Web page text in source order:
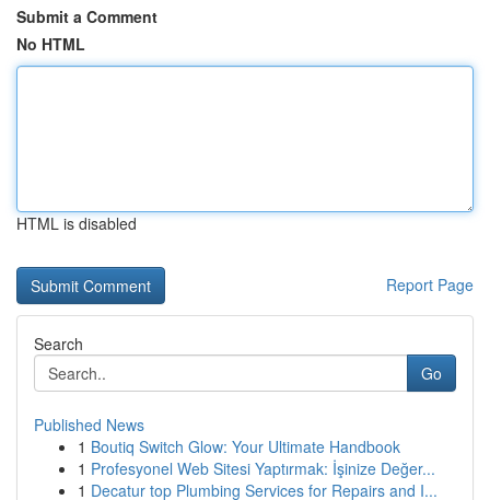
Submit a Comment
No HTML
HTML is disabled
Report Page
Search
Go
Published News
1 Boutiq Switch Glow: Your Ultimate Handbook
1 Profesyonel Web Sitesi Yaptırmak: İşinize Değer...
1 Decatur top Plumbing Services for Repairs and I...